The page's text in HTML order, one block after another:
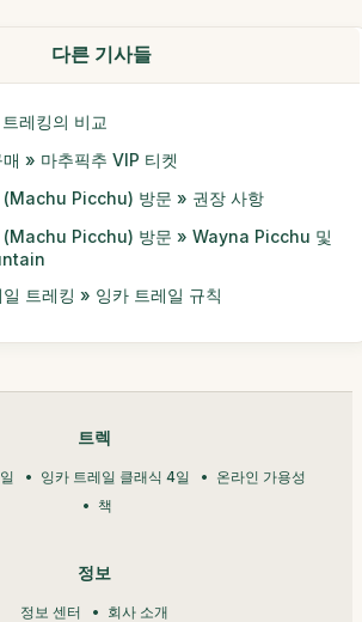
다른 기사들
레킹의 비교
» 마추픽추 VIP 티켓
(Machu Picchu) 방문 » 권장 사항
(Machu Picchu) 방문 » Wayna Picchu 및
트레킹 » 잉카 트레일 규칙
트렉
잉카 트레일 클래식 4일
온라인 가용성
책
정보
정보 센터 회사 소개